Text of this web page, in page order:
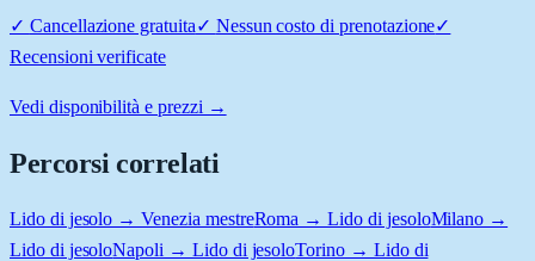
✓ Cancellazione gratuita✓ Nessun costo di prenotazione✓
Recensioni verificate
Vedi disponibilità e prezzi →
Percorsi correlati
Lido di jesolo → Venezia mestreRoma → Lido di jesoloMilano →
Lido di jesoloNapoli → Lido di jesoloTorino → Lido di